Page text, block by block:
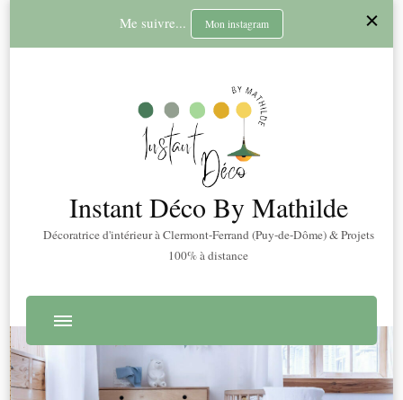
Me suivre... Mon instagram
Instant Déco By Mathilde
Décoratrice d'intérieur à Clermont-Ferrand (Puy-de-Dôme) & Projets
100% à distance